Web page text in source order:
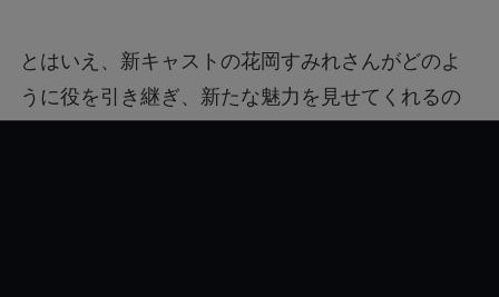
とはいえ、新キャストの花岡すみれさんがどのよ
うに役を引き継ぎ、新たな魅力を見せてくれるの